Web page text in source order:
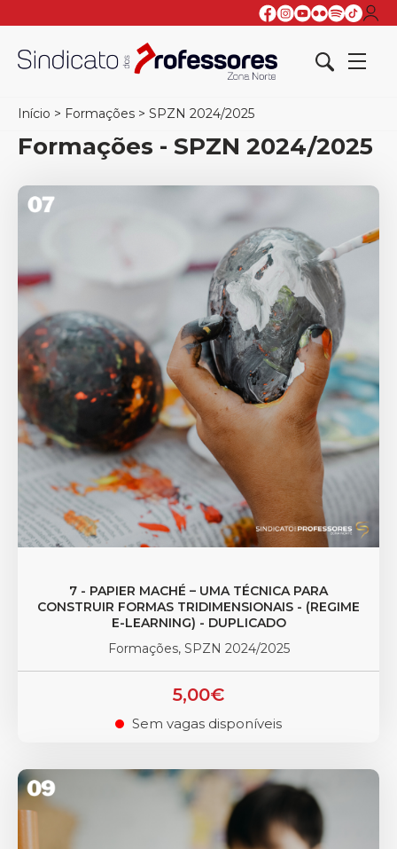
Início > Formações > SPZN 2024/2025
Formações - SPZN 2024/2025
7 - PAPIER MACHÉ – UMA TÉCNICA PARA
CONSTRUIR FORMAS TRIDIMENSIONAIS - (REGIME
E-LEARNING) - DUPLICADO
Formações, SPZN 2024/2025
5,00€
. Sem vagas disponíveis